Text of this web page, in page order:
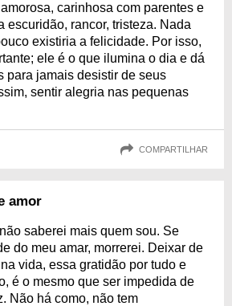
carinhosa com parentes e
escuridão, rancor, tristeza. Nada
existiria a felicidade. Por isso,
ele é o que ilumina o dia e dá
para jamais desistir de seus
sentir alegria nas pequenas
COMPARTILHAR
amor
saberei mais quem sou. Se
do meu amar, morrerei. Deixar de
vida, essa gratidão por tudo e
é o mesmo que ser impedida de
Não há como, não tem